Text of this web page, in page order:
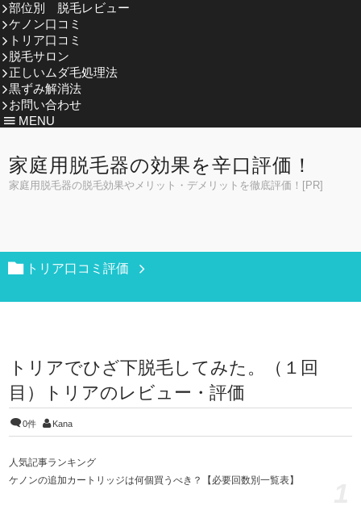
部位別 脱毛レビュー
ケノン口コミ
トリア口コミ
脱毛サロン
正しいムダ毛処理法
黒ずみ解消法
お問い合わせ
MENU
家庭用脱毛器の効果を辛口評価！
家庭用脱毛器の脱毛効果やメリット・デメリットを徹底評価！[PR]
トリア口コミ評価
トリアでひざ下脱毛してみた。（１回
目）トリアのレビュー・評価
0件 Kana
人気記事ランキング
ケノンの追加カートリッジは何個買うべき？【必要回数別一覧表】